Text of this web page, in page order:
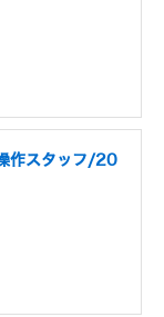
作スタッフ/20